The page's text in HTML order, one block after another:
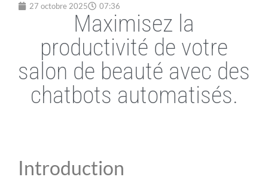
27 octobre 2025 07:36
Maximisez la
productivité de votre
salon de beauté avec des
chatbots automatisés.
Introduction